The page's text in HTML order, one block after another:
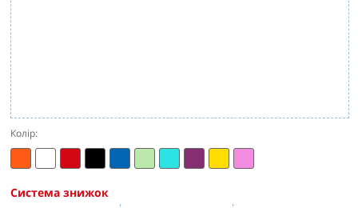
Колір:
Система знижок